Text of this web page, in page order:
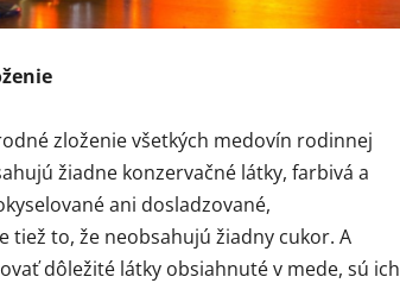
zloženie všetkých medovín rodinnej
žiadne konzervačné látky, farbivá a
ani dosladzované,
tiež to, že neobsahujú žiadny cukor. A
dôležité látky obsiahnuté v mede, sú ich